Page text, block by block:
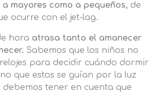
mayores como a pequeños, de
ocurre con el jet-lag.
hora atrasa tanto el amanecer
Sabemos que los niños no
para decidir cuándo dormir
que estos se guían por la luz
debemos tener en cuenta que